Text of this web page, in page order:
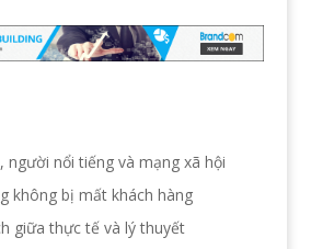
người nổi tiếng và mạng xã hội
không bị mất khách hàng
giữa thực tế và lý thuyết